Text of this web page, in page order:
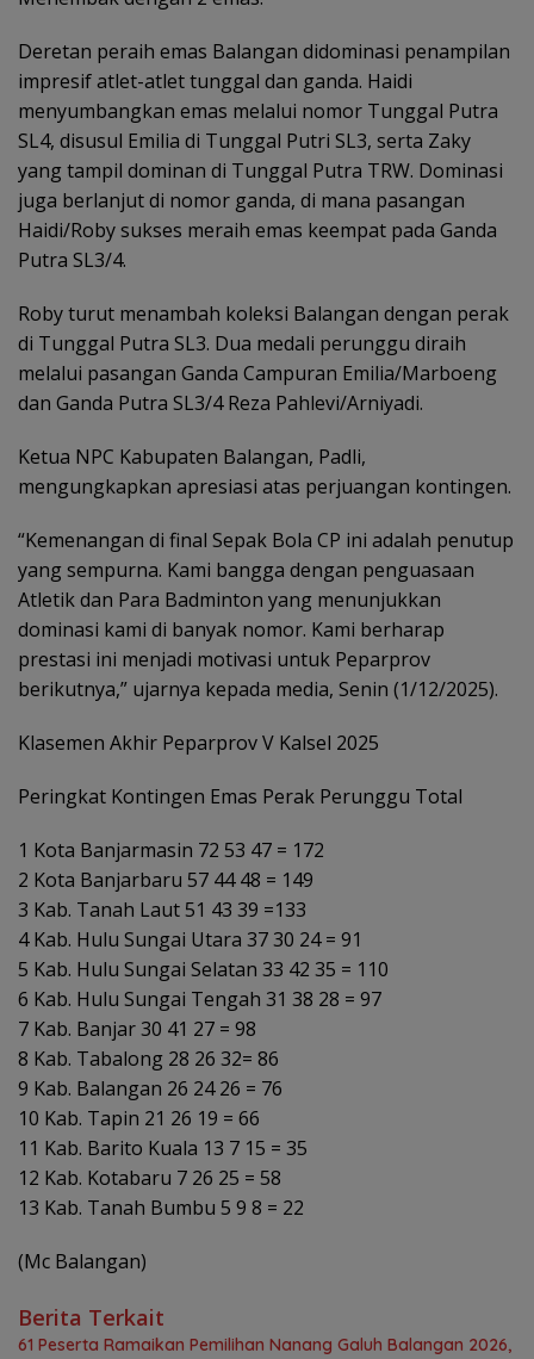
Deretan peraih emas Balangan didominasi penampilan
impresif atlet-atlet tunggal dan ganda. Haidi
menyumbangkan emas melalui nomor Tunggal Putra
SL4, disusul Emilia di Tunggal Putri SL3, serta Zaky
yang tampil dominan di Tunggal Putra TRW. Dominasi
juga berlanjut di nomor ganda, di mana pasangan
Haidi/Roby sukses meraih emas keempat pada Ganda
Putra SL3/4.
Roby turut menambah koleksi Balangan dengan perak
di Tunggal Putra SL3. Dua medali perunggu diraih
melalui pasangan Ganda Campuran Emilia/Marboeng
dan Ganda Putra SL3/4 Reza Pahlevi/Arniyadi.
Ketua NPC Kabupaten Balangan, Padli,
mengungkapkan apresiasi atas perjuangan kontingen.
“Kemenangan di final Sepak Bola CP ini adalah penutup
yang sempurna. Kami bangga dengan penguasaan
Atletik dan Para Badminton yang menunjukkan
dominasi kami di banyak nomor. Kami berharap
prestasi ini menjadi motivasi untuk Peparprov
berikutnya,” ujarnya kepada media, Senin (1/12/2025).
Klasemen Akhir Peparprov V Kalsel 2025
Peringkat Kontingen Emas Perak Perunggu Total
1 Kota Banjarmasin 72 53 47 = 172
2 Kota Banjarbaru 57 44 48 = 149
3 Kab. Tanah Laut 51 43 39 =133
4 Kab. Hulu Sungai Utara 37 30 24 = 91
5 Kab. Hulu Sungai Selatan 33 42 35 = 110
6 Kab. Hulu Sungai Tengah 31 38 28 = 97
7 Kab. Banjar 30 41 27 = 98
8 Kab. Tabalong 28 26 32= 86
9 Kab. Balangan 26 24 26 = 76
10 Kab. Tapin 21 26 19 = 66
11 Kab. Barito Kuala 13 7 15 = 35
12 Kab. Kotabaru 7 26 25 = 58
13 Kab. Tanah Bumbu 5 9 8 = 22
(Mc Balangan)
Berita Terkait
61 Peserta Ramaikan Pemilihan Nanang Galuh Balangan 2026,